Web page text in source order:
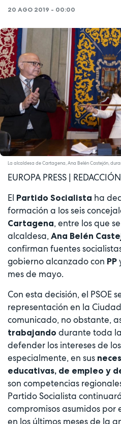
20 AGO 2019 - 00:00
La alcaldesa de Cartagena, Ana Belén Castejón,
EUROPA PRESS |
El Partido Socialista ha
formación a los seis
Cartagena, entre los que
alcaldesa, Ana Belén
confirman fuentes
gobierno alcanzado con PP
mes de mayo.
Con esta decisión, el PSOE
representación en la
comunicado, no obstante,
trabajando durante toda
defender los intereses de
especialmente, en sus
educativas, de empleo y
son competencias
Partido Socialista
compromisos asumidos por
en los últimos meses de la